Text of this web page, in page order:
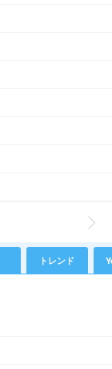
トレンド